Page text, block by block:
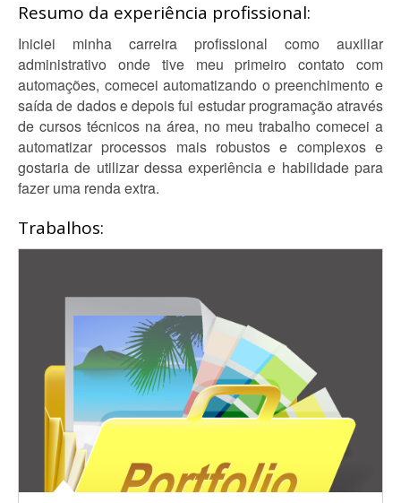
Resumo da experiência profissional:
Iniciei minha carreira profissional como auxiliar
administrativo onde tive meu primeiro contato com
automações, comecei automatizando o preenchimento e
saída de dados e depois fui estudar programação através
de cursos técnicos na área, no meu trabalho comecei a
automatizar processos mais robustos e complexos e
gostaria de utilizar dessa experiência e habilidade para
fazer uma renda extra.
Trabalhos: